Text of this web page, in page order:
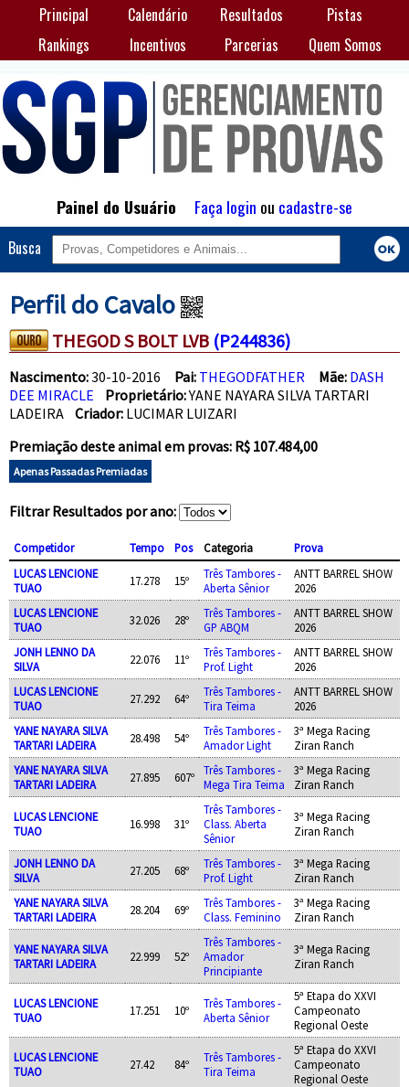
Principal Calendário Resultados
Pistas
Rankings
Incentivos Parcerias Quem Somos
Painel do Usuário Faça login ou cadastre-se
Busca
Perfil do Cavalo
THEGOD S BOLT LVB (P244836)
Nascimento:30-10-2016 Pai: THEGODFATHER Mãe: DASH
DEE MIRACLE
Proprietário:YANE NAYARA SILVA TARTARI
LADEIRA Criador: LUCIMAR LUIZARI
Premiação deste animal em provas: R$ 107.484,00
Apenas Passadas Premiadas
Filtrar Resultados por ano:
Competidor Tempo Pos Categoria
Prova
LUCAS LENCIONE
TUAO
17.278 15º
Três Tambores -
Aberta Sênior
ANTT BARREL SHOW
2026
LUCAS LENCIONE
TUAO
32.026 28º
Três Tambores -
GP ABQM
ANTT BARREL SHOW
2026
JONH LENNO DA
SILVA
22.076 11º
Três Tambores -
Prof. Light
ANTT BARREL SHOW
2026
LUCAS LENCIONE
TUAO
27.292 64º
Três Tambores -
Tira Teima
ANTT BARREL SHOW
2026
YANE NAYARA SILVA
TARTARI LADEIRA
28.498 54º
Três Tambores -
Amador Light
3ª Mega Racing
Ziran Ranch
YANE NAYARA SILVA
TARTARI LADEIRA
27.895 607º
Três Tambores -
Mega Tira Teima
3ª Mega Racing
Ziran Ranch
LUCAS LENCIONE
TUAO
16.998 31º
Três Tambores -
Class. Aberta
Sênior
3ª Mega Racing
Ziran Ranch
JONH LENNO DA
SILVA
27.205 68º
Três Tambores -
Prof. Light
3ª Mega Racing
Ziran Ranch
YANE NAYARA SILVA
TARTARI LADEIRA
28.204 69º
Três Tambores -
Class. Feminino
3ª Mega Racing
Ziran Ranch
YANE NAYARA SILVA
TARTARI LADEIRA
22.999 52º
Três Tambores -
Amador
Principiante
3ª Mega Racing
Ziran Ranch
LUCAS LENCIONE
TUAO
17.251 10º
Três Tambores -
Aberta Sênior
5ª Etapa do XXVI
Campeonato
Regional Oeste
LUCAS LENCIONE
TUAO
27.42 84º
Três Tambores -
Tira Teima
5ª Etapa do XXVI
Campeonato
Regional Oeste